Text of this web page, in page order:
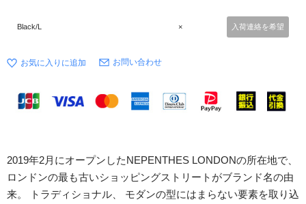
Black/L × 入荷連絡を希望
お問い合わせ
2019年2月にオープンしたNEPENTHES LONDONの所在地で、
ロンドンの最も古いショッピングストリートがブランド名の由
来。 トラディショナル、 モダンの型にはまらない要素を取り込